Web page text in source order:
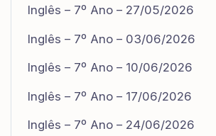
Inglês – 7º Ano – 27/05/2026
Inglês – 7º Ano – 03/06/2026
Inglês – 7º Ano – 10/06/2026
Inglês – 7º Ano – 17/06/2026
Inglês – 7º Ano – 24/06/2026